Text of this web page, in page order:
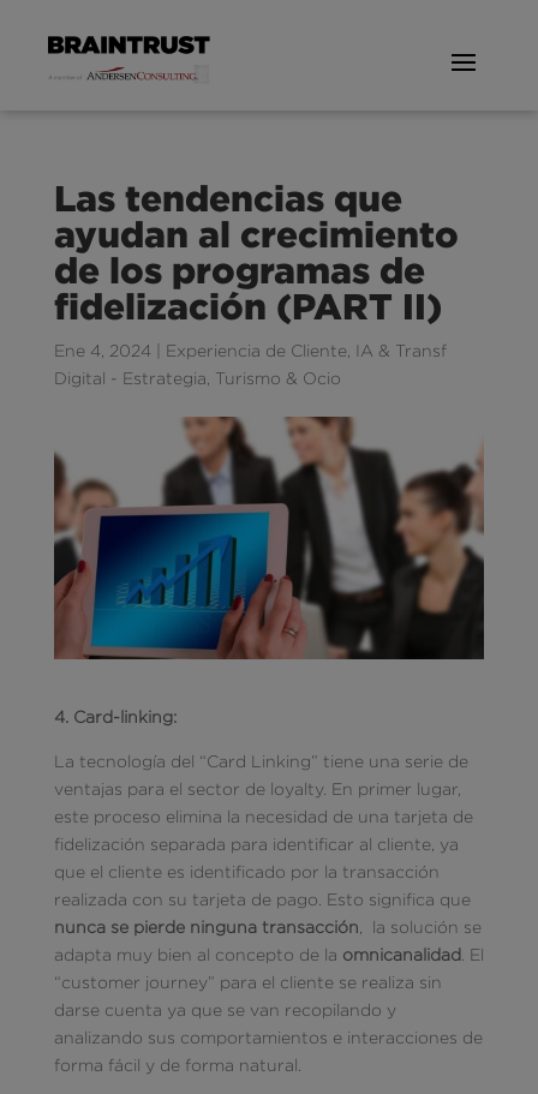
Las tendencias que
ayudan al crecimiento
de los programas de
fidelización (PART II)
Ene 4, 2024| Experiencia de Cliente, IA & Transf
Digital - Estrategia Turismo & Ocio
4. Card-linking:
La tecnología del “Card Linking” tiene una serie de
ventajas para el sector de loyalty. En primer lugar,
este proceso elimina la necesidad de una tarjeta de
fidelización separada para identificar al cliente, ya
que el cliente es identificado por la transacción
realizada con su tarjeta de pago. Esto significa que
nunca se pierde ninguna transacción , la solución se
adapta muy bien al concepto de la omnicanalidad. El
“customer journey” para el cliente se realiza sin
darse cuenta ya que se van recopilando y
analizando sus comportamientos e interacciones de
forma fácil y de forma natural.